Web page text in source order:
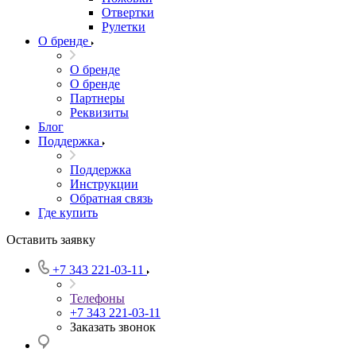
Отвертки
Рулетки
О бренде
О бренде
О бренде
Партнеры
Реквизиты
Блог
Поддержка
Поддержка
Инструкции
Обратная связь
Где купить
Оставить заявку
+7 343 221-03-11
Телефоны
+7 343 221-03-11
Заказать звонок